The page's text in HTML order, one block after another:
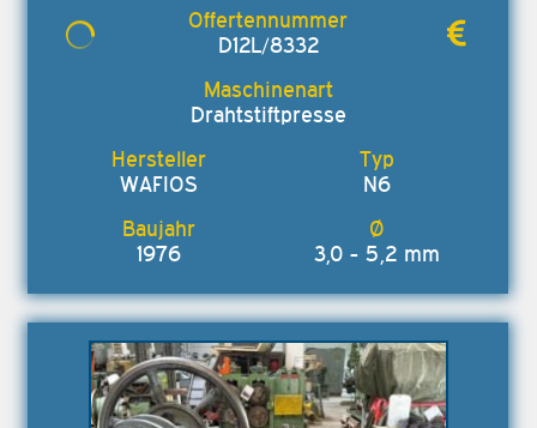
D12L/8332
Drahtstiftpresse
WAFIOS N6
1976 3,0 - 5,2 mm